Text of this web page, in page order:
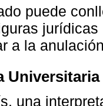
puede
a la
una